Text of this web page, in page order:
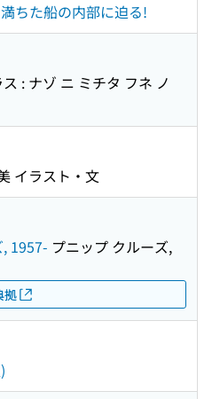
ちた船の内部に迫る!
: ナゾ ニ ミチタ フネ ノ
イラスト・文
1957- プニップ クルーズ,
拠